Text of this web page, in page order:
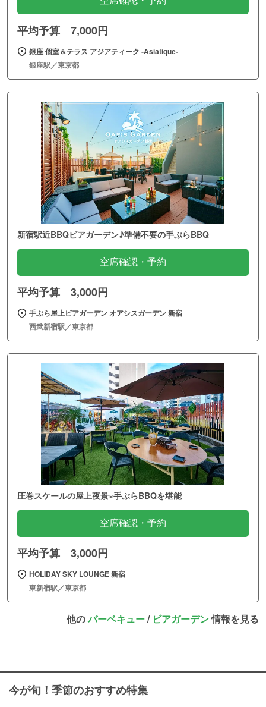
平均予算 7,000円
銀座 個室＆テラス アジアティーク ‐Asiatique‐
銀座駅／東京都
新宿駅近BBQビアガーデン♪準備不要の手ぶらBBQ
空席確認・予約
平均予算 3,000円
手ぶら屋上ビアガーデン オアシスガーデン 新宿
西武新宿駅／東京都
圧巻スケールの屋上夜景×手ぶらBBQを堪能
空席確認・予約
平均予算 3,000円
HOLIDAY SKY LOUNGE 新宿
東新宿駅／東京都
他のバーベキュー/ ビアガーデン情報を見る
今が旬！季節のおすすめ特集